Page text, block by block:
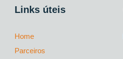
Links úteis
Home
Parceiros